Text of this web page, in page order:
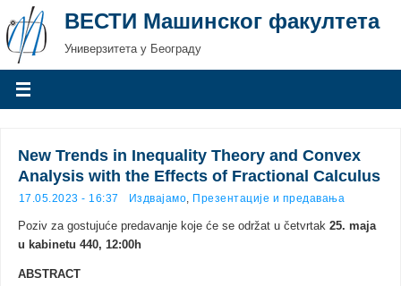
ВЕСТИ Машинског факултета
Универзитета у Београду
New Trends in Inequality Theory and Convex
Analysis with the Effects of Fractional Calculus
17.05.2023 - 16:37 Издвајамо, Презентације и предавања
Poziv za gostujuće predavanje koje će se održat u četvrtak 25. maja
u kabinetu 440, 12:00h
ABSTRACT